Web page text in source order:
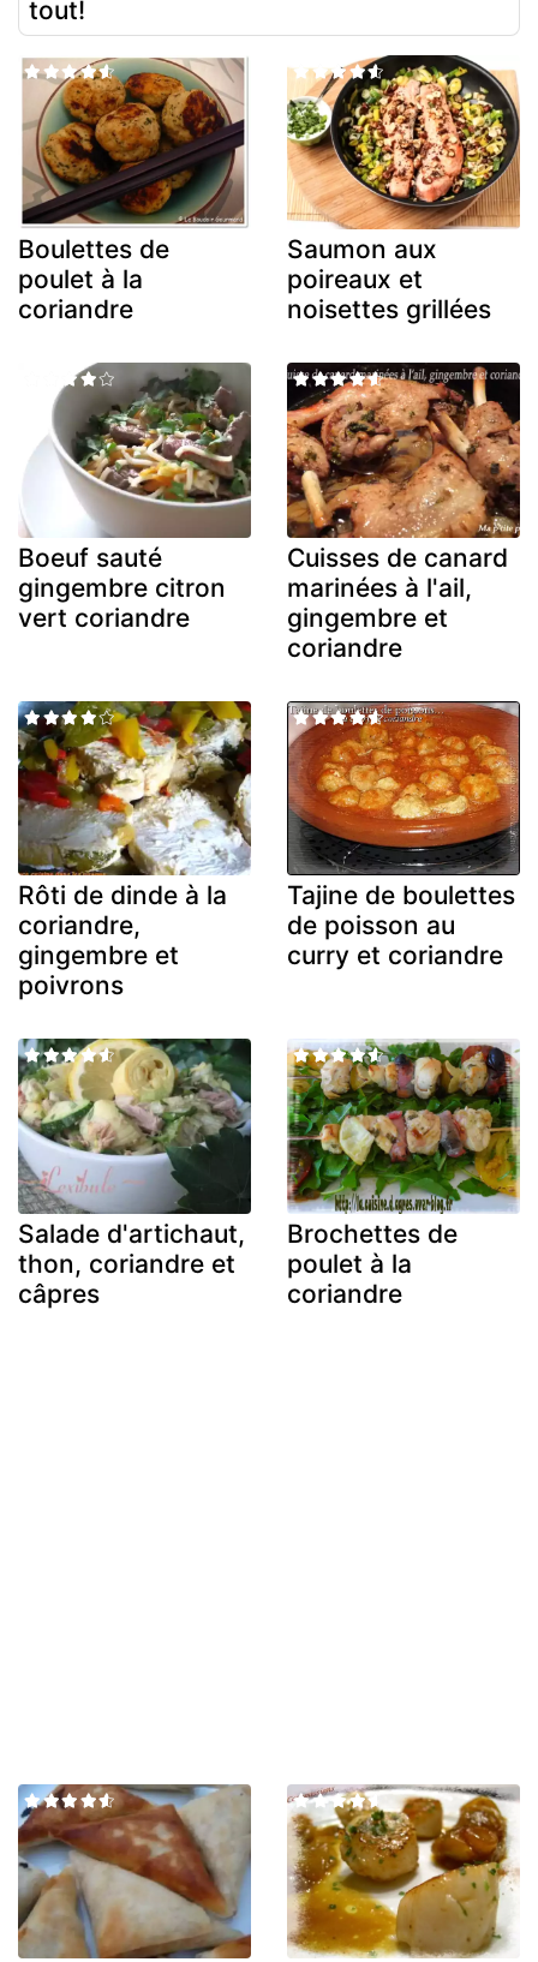
tout!
Boulettes de
poulet à la
coriandre
Saumon aux
poireaux et
noisettes grillées
Boeuf sauté
gingembre citron
vert coriandre
Cuisses de canard
marinées à l'ail,
gingembre et
coriandre
Rôti de dinde à la
coriandre,
gingembre et
poivrons
Tajine de boulettes
de poisson au
curry et coriandre
Salade d'artichaut,
thon, coriandre et
câpres
Brochettes de
poulet à la
coriandre